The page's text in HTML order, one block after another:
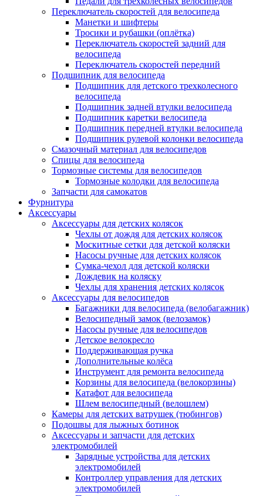
Переключатель скоростей для велосипеда
Манетки и шифтеры
Тросики и рубашки (оплётка)
Переключатель скоростей задний для
велосипеда
Переключатель скоростей передний
Подшипник для велосипеда
Подшипник для детского трехколесного
велосипеда
Подшипник задней втулки велосипеда
Подшипник каретки велосипеда
Подшипник передней втулки велосипеда
Подшипник рулевой колонки велосипеда
Смазочный материал для велосипедов
Спицы для велосипеда
Тормозные системы для велосипедов
Тормозные колодки для велосипеда
Запчасти для самокатов
Фурнитура
Аксессуары
Аксессуары для детских колясок
Чехлы от дождя для детских колясок
Москитные сетки для детской коляски
Насосы ручные для детских колясок
Сумка-чехол для детской коляски
Дождевик на коляску
Чехлы для хранения детских колясок
Аксессуары для велосипедов
Багажники для велосипеда (велобагажник)
Велосипедный замок (велозамок)
Насосы ручные для велосипедов
Детское велокресло
Поддерживающая ручка
Дополнительные колёса
Инструмент для ремонта велосипеда
Корзины для велосипеда (велокорзины)
Катафот для велосипеда
Шлем велосипедный (велошлем)
Камеры для детских ватрушек (тюбингов)
Подошвы для лыжных ботинок
Аксессуары и запчасти для детских
электромобилей
Зарядные устройства для детских
электромобилей
Контроллер управления для детских
электромобилей